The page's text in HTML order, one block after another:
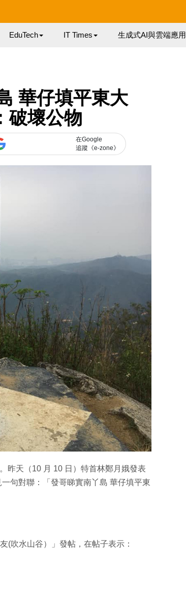
EduTech IT Times 生成式AI與雲端應用
華仔填平東大
破壞公物
在Google
追蹤《e-zone》
昨天（10 月 10 日）特首林鄭月娥發表
句對聯：「發哥睇實南丫島 華仔填平東
(吹水山谷）」發帖，在帖子表示：